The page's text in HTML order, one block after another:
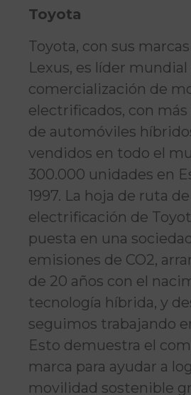
Toyota
Toyota, con sus
Lexus, es líder mundial
comercialización de
electrificados, con más
de automóviles
vendidos en todo el
300.000 unidades en
1997. La hoja de ruta de
electrificación de
puesta en una
emisiones de CO2,
de 20 años con el
tecnología híbrida, y
seguimos trabajando
Esto demuestra el
marca para ayudar a
movilidad sostenible